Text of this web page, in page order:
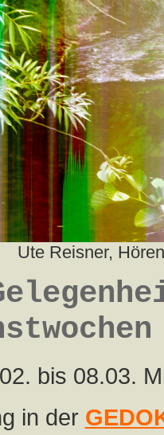
Ute Reisner,
bis 08.03.
in der